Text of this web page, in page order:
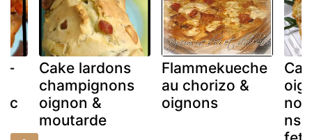
Cake lardons
champignons
oignon &
moutarde
Flammekueche
au chorizo &
oignons
ns